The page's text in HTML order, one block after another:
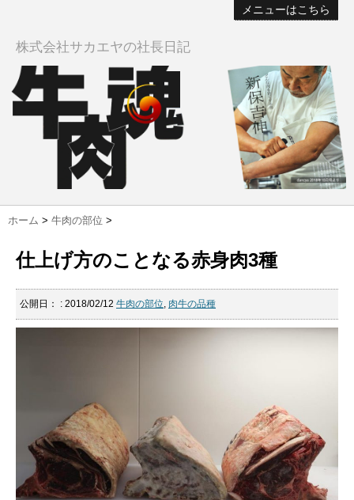
メニューはこちら
株式会社サカエヤの社長日記
ホーム > 牛肉の部位 >
仕上げ方のことなる赤身肉3種
公開日： : 2018/02/12 牛肉の部位, 肉牛の品種